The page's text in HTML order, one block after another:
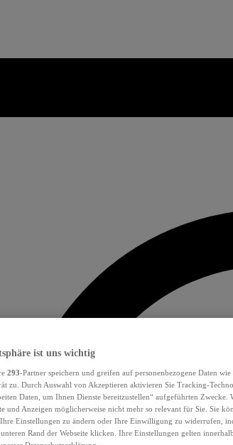
ist uns wichtig
293-Partner speichern und greifen auf personenbezogene Daten
zu. Durch Auswahl von Akzeptieren aktivieren Sie Tracking-
Daten, um Ihnen Dienste bereitzustellen“ aufgeführten Zwecke.
und Anzeigen möglicherweise nicht mehr so relevant für Sie. Sie
Einstellungen zu ändern oder Ihre Einwilligung zu widerrufen,
Rand der Webseite klicken. Ihre Einstellungen gelten